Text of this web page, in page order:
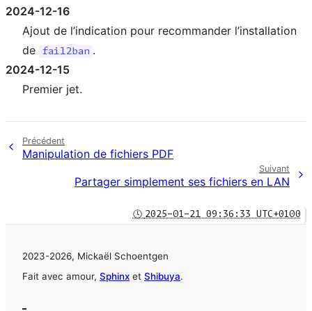
2024-12-16
Ajout de l’indication pour recommander l’installation
de
fail2ban .
2024-12-15
Premier jet.
Précédent
Manipulation de fichiers PDF
Suivant
Partager simplement ses fichiers en LAN
🕓 2025-01-21 09:36:33 UTC+0100
2023-2026, Mickaël Schoentgen
Fait avec amour, Sphinx et Shibuya.